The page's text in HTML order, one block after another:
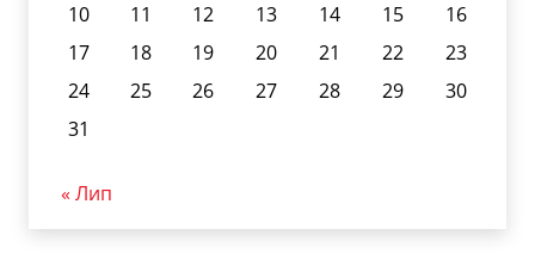
10
11 12 13 14 15
16
17
18 19 20 21 22
23
24
25 26 27 28 29
30
31
« Лип